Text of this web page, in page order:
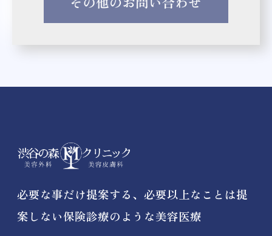
必要な事だけ提案する、必要以上なことは提
案しない保険診療のような美容医療